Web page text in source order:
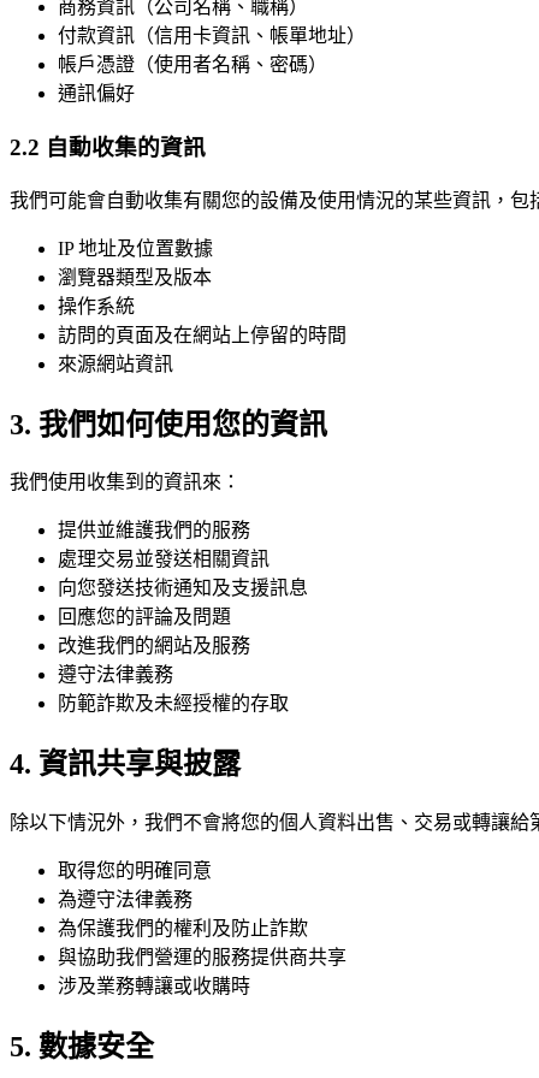
商務資訊（公司名稱、職稱）
付款資訊（信用卡資訊、帳單地址）
帳戶憑證（使用者名稱、密碼）
通訊偏好
2.2 自動收集的資訊
我們可能會自動收集有關您的設備及使用情況的某些資訊，包
IP 地址及位置數據
瀏覽器類型及版本
操作系統
訪問的頁面及在網站上停留的時間
來源網站資訊
3. 我們如何使用您的資訊
我們使用收集到的資訊來：
提供並維護我們的服務
處理交易並發送相關資訊
向您發送技術通知及支援訊息
回應您的評論及問題
改進我們的網站及服務
遵守法律義務
防範詐欺及未經授權的存取
4. 資訊共享與披露
除以下情況外，我們不會將您的個人資料出售、交易或轉讓給
取得您的明確同意
為遵守法律義務
為保護我們的權利及防止詐欺
與協助我們營運的服務提供商共享
涉及業務轉讓或收購時
5. 數據安全